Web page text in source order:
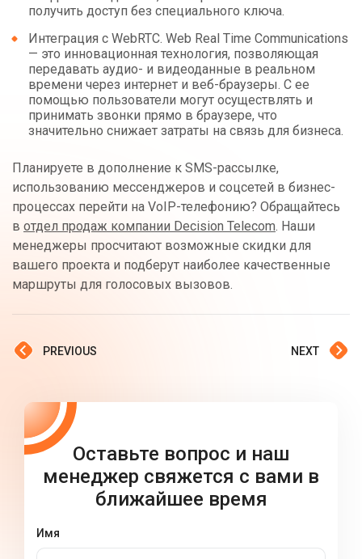
получить доступ без специального ключа.
Интеграция с WebRTC. Web Real Time Communications
— это инновационная технология, позволяющая
передавать аудио- и видеоданные в реальном
времени через интернет и веб-браузеры. С ее
помощью пользователи могут осуществлять и
принимать звонки прямо в браузере, что
значительно снижает затраты на связь для бизнеса.
Планируете в дополнение к SMS-рассылке,
использованию мессенджеров и соцсетей в бизнес-
процессах перейти на VoIP-телефонию? Обращайтесь
в отдел продаж компании Decision Telecom. Наши
менеджеры просчитают возможные скидки для
вашего проекта и подберут наиболее качественные
маршруты для голосовых вызовов.
PREVIOUS NEXT
Оставьте вопрос и наш
менеджер свяжется с вами в
ближайшее время
Имя